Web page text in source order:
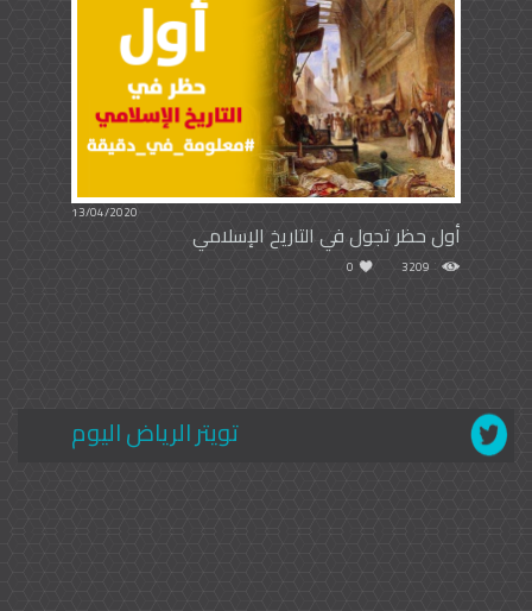
13/04/2020
أول حظر تجول في التاريخ الإسلامي
3209
0
تويتر الرياض اليوم